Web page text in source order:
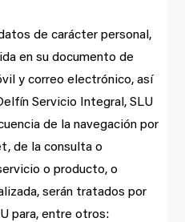
de carácter personal,
en su documento de
y correo electrónico, así
Servicio Integral, SLU
de la navegación por
de la consulta o
o producto, o
serán tratados por
para, entre otros: